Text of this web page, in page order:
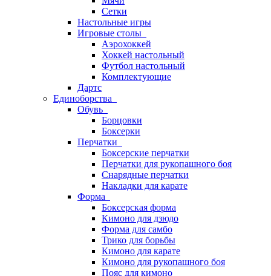
Сетки
Настольные игры
Игровые столы
Аэрохоккей
Хоккей настольный
Футбол настольный
Комплектующие
Дартс
Единоборства
Обувь
Борцовки
Боксерки
Перчатки
Боксерские перчатки
Перчатки для рукопашного боя
Снарядные перчатки
Накладки для карате
Форма
Боксерская форма
Кимоно для дзюдо
Форма для самбо
Трико для борьбы
Кимоно для карате
Кимоно для рукопашного боя
Пояс для кимоно